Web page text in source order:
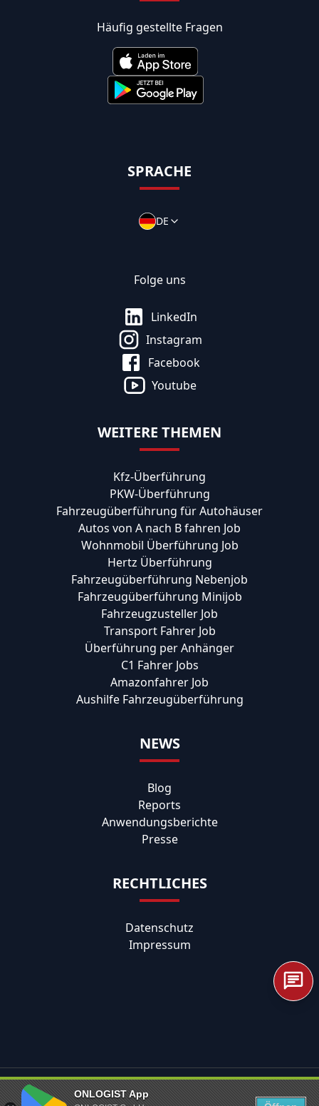
ONLOGIST App
Häufig gestellte Fragen
SPRACHE
DE
Folge uns
LinkedIn
Instagram
Facebook
Youtube
WEITERE THEMEN
Kfz-Überführung
PKW-Überführung
Fahrzeugüberführung für Autohäuser
Autos von A nach B fahren Job
Wohnmobil Überführung Job
Hertz Überführung
Fahrzeugüberführung Nebenjob
Fahrzeugüberführung Minijob
Fahrzeugzusteller Job
Transport Fahrer Job
Überführung per Anhänger
C1 Fahrer Jobs
Amazonfahrer Job
Aushilfe Fahrzeugüberführung
NEWS
Blog
Reports
Anwendungsberichte
Presse
RECHTLICHES
Datenschutz
Impressum
© 2026 ONLOGIST GmbH